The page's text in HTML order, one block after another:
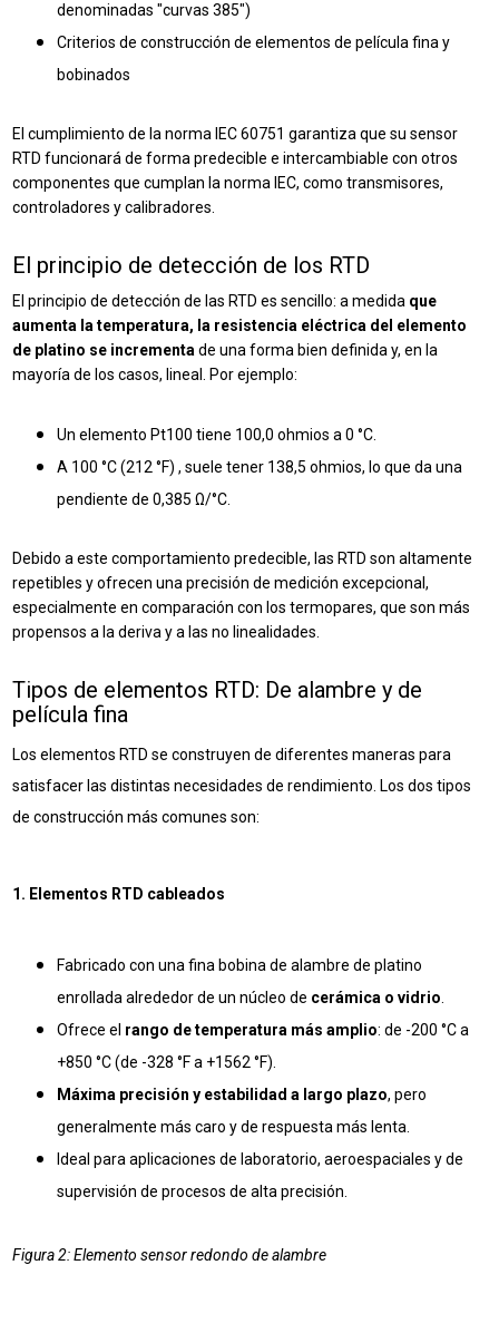
denominadas "curvas 385")
Criterios de construcción de elementos de película fina y
bobinados
El cumplimiento de la norma IEC 60751 garantiza que su sensor
RTD funcionará de forma predecible e intercambiable con otros
componentes que cumplan la norma IEC, como transmisores,
controladores y calibradores.
El principio de detección de los RTD
El principio de detección de las RTD es sencillo: a medida que
aumenta la temperatura, la resistencia eléctrica del elemento
de platino se incrementa de una forma bien definida y, en la
mayoría de los casos, lineal. Por ejemplo:
Un elemento Pt100 tiene 100,0 ohmios a 0 °C.
A 100 °C (212 °F) , suele tener 138,5 ohmios, lo que da una
pendiente de 0,385 Ω/°C.
Debido a este comportamiento predecible, las RTD son altamente
repetibles y ofrecen una precisión de medición excepcional,
especialmente en comparación con los termopares, que son más
propensos a la deriva y a las no linealidades.
Tipos de elementos RTD: De alambre y de
película fina
Los elementos RTD se construyen de diferentes maneras para
satisfacer las distintas necesidades de rendimiento. Los dos tipos
de construcción más comunes son:
1. Elementos RTD cableados
Fabricado con una fina bobina de alambre de platino
enrollada alrededor de un núcleo de cerámica o vidrio
Ofrece el rango de temperatura más amplio: de -200 °C a
+850 °C (de -328 °F a +1562 °F).
Máxima precisión y estabilidad a largo plazo, pero
generalmente más caro y de respuesta más lenta.
Ideal para aplicaciones de laboratorio, aeroespaciales y de
supervisión de procesos de alta precisión.
Figura 2: Elemento sensor redondo de alambre